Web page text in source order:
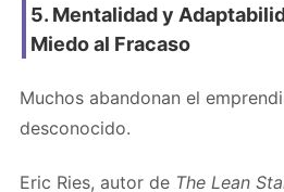
5. Mentalidad y
Miedo al Fracaso
Muchos abandonan el
desconocido.
Eric Ries, autor de The Lean